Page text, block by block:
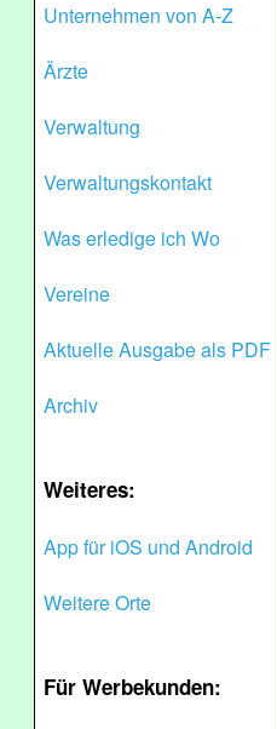
Unternehmen von A-Z
Ärzte
Verwaltung
Verwaltungskontakt
Was erledige ich Wo
Vereine
Aktuelle Ausgabe als PDF
Archiv
Weiteres:
App für iOS und Android
Weitere Orte
Für Werbekunden: